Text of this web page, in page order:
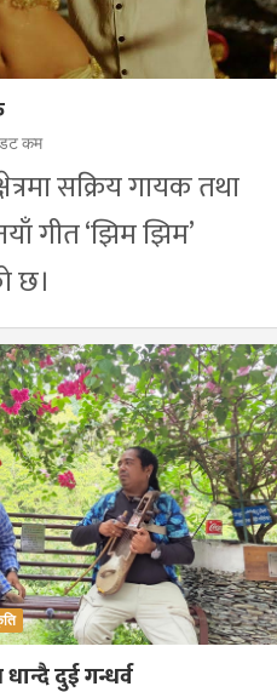
कम
सक्रिय गायक तथा
गीत ‘झिम झिम’
छ।
दुई गन्धर्व